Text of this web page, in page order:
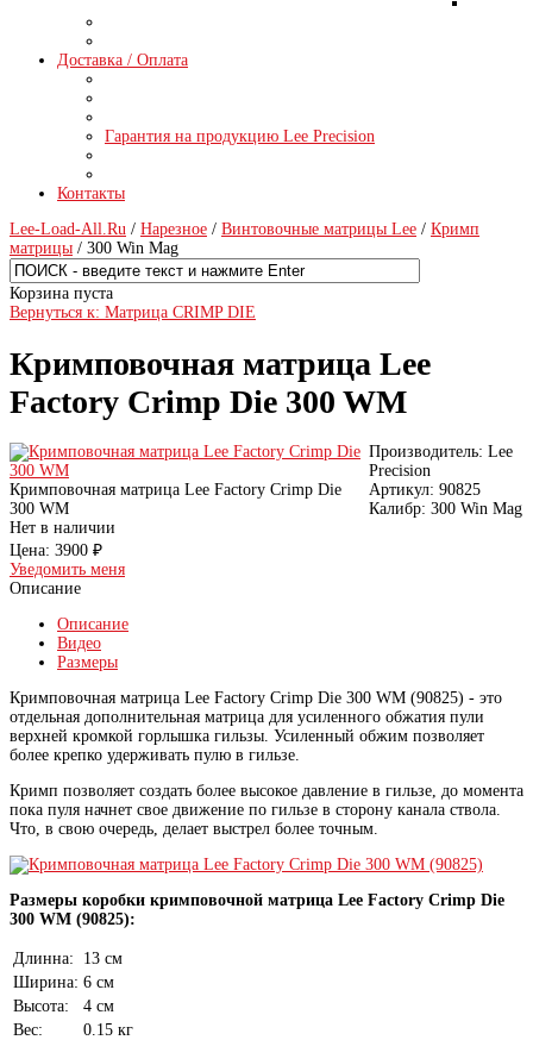
Доставка / Оплата
Гарантия на продукцию Lee Precision
Контакты
Lee-Load-All.Ru / Нарезное / Винтовочные матрицы Lee / Кримп
матрицы / 300 Win Mag
Корзина пуста
Вернуться к: Матрица CRIMP DIE
Кримповочная матрица Lee
Factory Crimp Die 300 WM
Кримповочная матрица Lee Factory Crimp Die
300 WM
Производитель: Lee
Precision
Артикул: 90825
Калибр: 300 Win Mag
Нет в наличии
Цена: 3900 ₽
Уведомить меня
Описание
Описание
Видео
Размеры
Кримповочная матрица Lee Factory Crimp Die 300 WM (90825) - это
отдельная дополнительная матрица для усиленного обжатия пули
верхней кромкой горлышка гильзы. Усиленный обжим позволяет
более крепко удерживать пулю в гильзе.
Кримп позволяет создать более высокое давление в гильзе, до момента
пока пуля начнет свое движение по гильзе в сторону канала ствола.
Что, в свою очередь, делает выстрел более точным.
Размеры коробки кримповочной матрица Lee Factory Crimp Die
300 WM (90825):
Длинна:
13 см
Ширина: 6 см
Высота:
4 см
Вес:
0.15 кг